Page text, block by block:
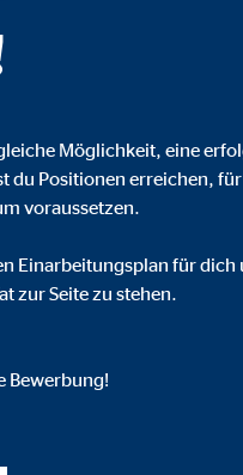
Möglichkeit, eine
du Positionen erreichen,
voraussetzen.
Einarbeitungsplan für
zur Seite zu stehen.
Bewerbung!